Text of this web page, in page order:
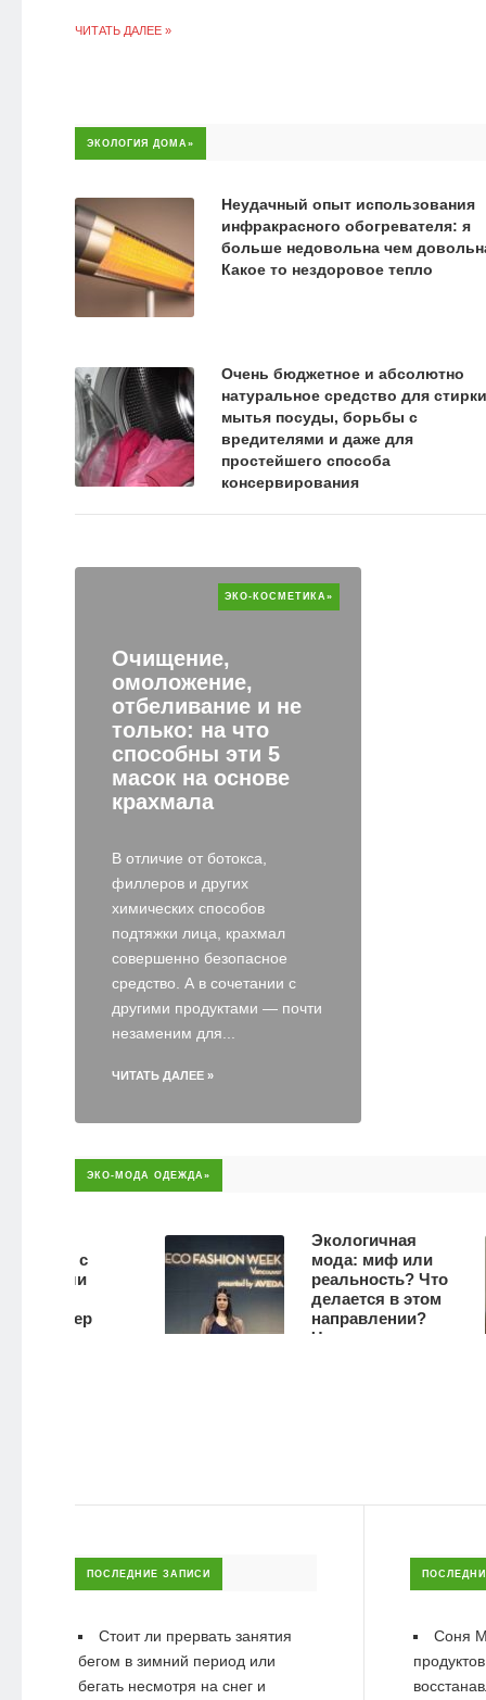
ЧИТАТЬ ДАЛЕЕ »
ЭКОЛОГИЯ ДОМА»
Неудачный опыт использования
инфракрасного обогревателя: я
больше недовольна чем
Какое то нездоровое тепло
Очень бюджетное и абсолютно
натуральное средство для
мытья посуды, борьбы с
вредителями и даже для
простейшего способа
консервирования
ЭКО-КОСМЕТИКА»
Очищение,
омоложение,
отбеливание и не
только: на что
способны эти 5
масок на основе
крахмала
В отличие от ботокса,
филлеров и других
химических способов
подтяжки лица, крахмал
совершенно безопасное
средство. А в сочетании с
другими продуктами — почти
незаменим для...
ЧИТАТЬ ДАЛЕЕ »
ЭКО-МОДА ОДЕЖДА»
Экологичная
мода: миф или
реальность? Что
делается в этом
направлении?
Что можем
ПОСЛЕДНИЕ ЗАПИСИ
Стоит ли прервать занятия
бегом в зимний период или
бегать несмотря на снег и
Соня